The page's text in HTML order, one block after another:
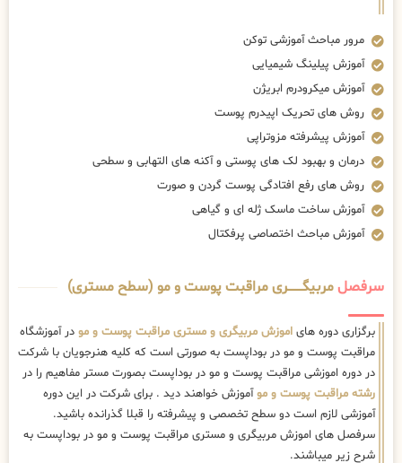
مرور مباحث آموزشی توکن
آموزش پیلینگ شیمیایی
آموزش میکرودرم ابریژن
روش های تحریک اپیدرم پوست
آموزش پیشرفته مزوتراپی
درمان و بهبود لک های پوستی و آکنه های التهابی و سطحی
روش های رفع افتادگی پوست گردن و صورت
آموزش ساخت ماسک ژله ای و گیاهی
آموزش مباحث اختصاصی پرفکتال
سرفصلمربیگــــــــری مراقبت پوست و مو (سطح مستری)
برگزاری دوره های اموزش مربیگری و مستری مراقبت پوست و مو در آموزشگاه
مراقبت پوست و مو در بوداپست به صورتی است که کلیه هنرجویان با شرکت
در دوره اموزشی مراقبت پوست و مو در بوداپست بصورت مستر مفاهیم را در
رشته مراقبت پوست و موآموزش خواهند دید . برای شرکت در این دوره
آموزشی لازم است دو سطح تخصصی و پیشرفته را قبلا گذرانده باشید.
سرفصل های اموزش مربیگری و مستری مراقبت پوست و مو در بوداپست به
شرح زیر میباشند.